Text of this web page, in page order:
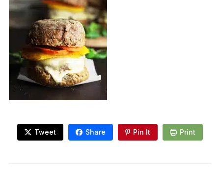
Tweet Share Pin It Print